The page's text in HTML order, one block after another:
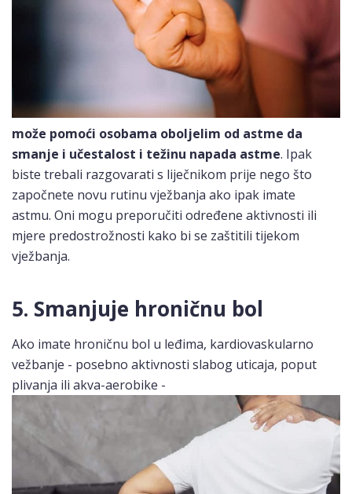
može pomoći osobama oboljelim od astme da
smanje i učestalost i težinu napada astme. Ipak
biste trebali razgovarati s liječnikom prije nego što
započnete novu rutinu vježbanja ako ipak imate
astmu. Oni mogu preporučiti određene aktivnosti ili
mjere predostrožnosti kako bi se zaštitili tijekom
vježbanja.
5. Smanjuje hroničnu bol
Ako imate hroničnu bol u leđima, kardiovaskularno
vežbanje - posebno aktivnosti slabog uticaja, poput
plivanja ili akva-aerobike -